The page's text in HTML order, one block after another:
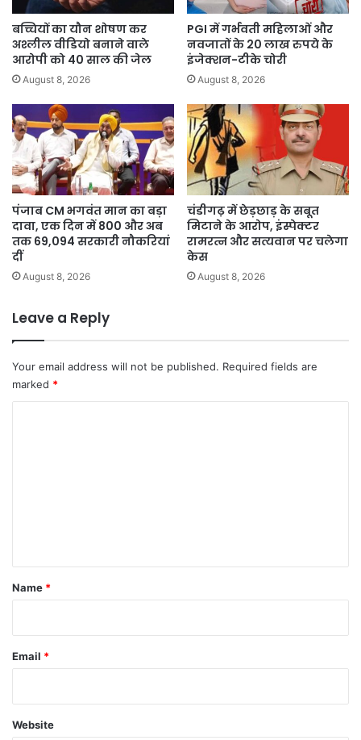
बच्चियों का यौन शोषण कर
अश्लील वीडियो बनाने वाले
आरोपी को 40 साल की जेल
August 8, 2026
PGI में गर्भवती महिलाओं और
नवजातों के 20 लाख रुपये के
इंजेक्शन-टीके चोरी
August 8, 2026
पंजाब CM भगवंत मान का बड़ा
दावा, एक दिन में 800 और अब
तक 69,094 सरकारी नौकरियां
दीं
August 8, 2026
चंडीगढ़ में छेड़छाड़ के सबूत
मिटाने के आरोप, इंस्पेक्टर
रामरत्न और सत्यवान पर चलेगा
केस
August 8, 2026
Leave a Reply
Your email address will not be published. Required fields are
marked *
*
Name *
Email *
Website